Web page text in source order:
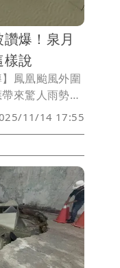
讚爆！泉月
說
】鳳凰颱風外圍
來驚人雨勢，
淹水，包括民
災情，與此同
立刻引發網友
月樓行館」約
定為違章建
處分書。
11/14 17:55